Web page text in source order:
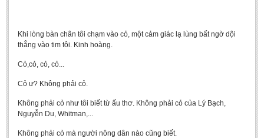
Khi lòng bàn chân tôi chạm vào cỏ, một cảm giác lạ lùng bất ngờ dội
thẳng vào tim tôi. Kinh hoàng.
Cỏ,cỏ, cỏ, cỏ...
Cỏ ư? Không phải cỏ.
Không phải cỏ như tôi biết từ ấu thơ. Không phải cỏ của Lý Bạch,
Nguyễn Du, Whitman,...
Không phải cỏ mà người nông dân nào cũng biết.